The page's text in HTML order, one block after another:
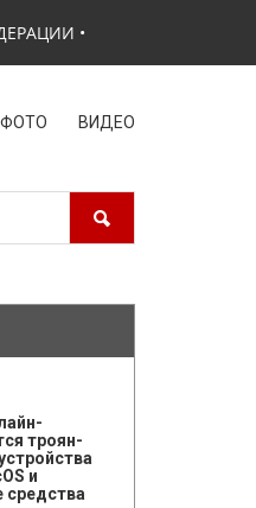
•
ФОТО ВИДЕО
троян-
и
средства